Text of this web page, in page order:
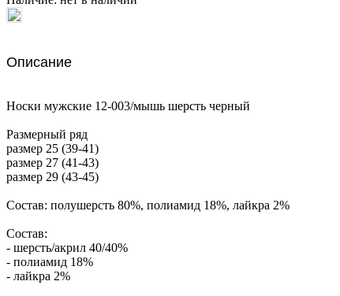
Описание
Носки мужские 12-003/мышь шерсть черный
Размерный ряд
размер 25 (39-41)
размер 27 (41-43)
размер 29 (43-45)
Состав: полушерсть 80%, полиамид 18%, лайкра 2%
Состав:
- шерсть/акрил 40/40%
- полиамид 18%
- лайкра 2%